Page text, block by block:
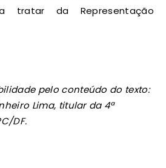
tratar da Representação
pelo conteúdo do texto:
Lima, titular da 4ª
DF.